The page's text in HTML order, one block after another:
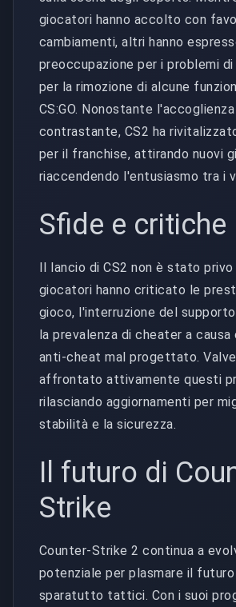
giocatori hanno accolto con
cambiamenti, altri hanno
preoccupazione per i problemi
per la rimozione di alcune
CS:GO. Nonostante l'accoglienza
contrastante, CS2 ha
per il franchise, attirando nuovi
riaccendendo l'entusiasmo tra i
Sfide e critiche
Il lancio di CS2 non è stato
giocatori hanno criticato le
gioco, l'interruzione del
la prevalenza di cheater a causa
anti-cheat mal progettato.
affrontato attivamente questi
rilasciando aggiornamenti per
stabilità e la sicurezza.
Il futuro di
Strike
Counter-Strike 2 continua a
potenziale per plasmare il
sparatutto tattici. Con i suoi